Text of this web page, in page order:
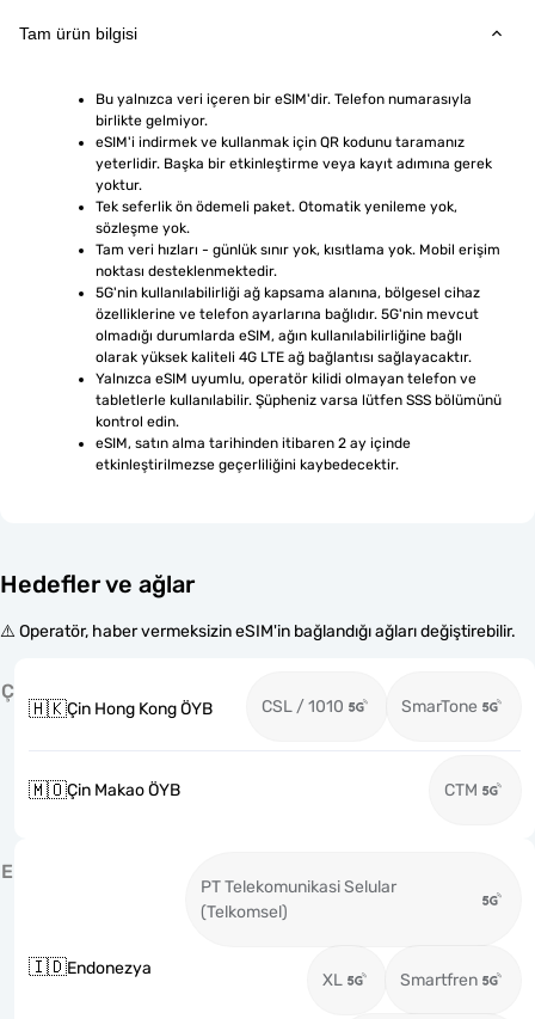
Tam ürün bilgisi
Bu yalnızca veri içeren bir eSIM'dir. Telefon numarasıyla
birlikte gelmiyor.
eSIM'i indirmek ve kullanmak için QR kodunu taramanız
yeterlidir. Başka bir etkinleştirme veya kayıt adımına gerek
yoktur.
Tek seferlik ön ödemeli paket. Otomatik yenileme yok,
sözleşme yok.
Tam veri hızları - günlük sınır yok, kısıtlama yok. Mobil erişim
noktası desteklenmektedir.
5G'nin kullanılabilirliği ağ kapsama alanına, bölgesel cihaz
özelliklerine ve telefon ayarlarına bağlıdır. 5G'nin mevcut
olmadığı durumlarda eSIM, ağın kullanılabilirliğine bağlı
olarak yüksek kaliteli 4G LTE ağ bağlantısı sağlayacaktır.
Yalnızca eSIM uyumlu, operatör kilidi olmayan telefon ve
tabletlerle kullanılabilir. Şüpheniz varsa lütfen SSS bölümünü
kontrol edin.
eSIM, satın alma tarihinden itibaren 2 ay içinde
etkinleştirilmezse geçerliliğini kaybedecektir.
Hedefler ve ağlar
⚠️ Operatör, haber vermeksizin eSIM'in bağlandığı ağları değiştirebilir.
Ç
🇭🇰Çin Hong Kong ÖYB CSL / 1010 SmarTone
🇲🇴Çin Makao ÖYB CTM
E
🇮🇩Endonezya
PT Telekomunikasi Selular
(Telkomsel)
XL Smartfren